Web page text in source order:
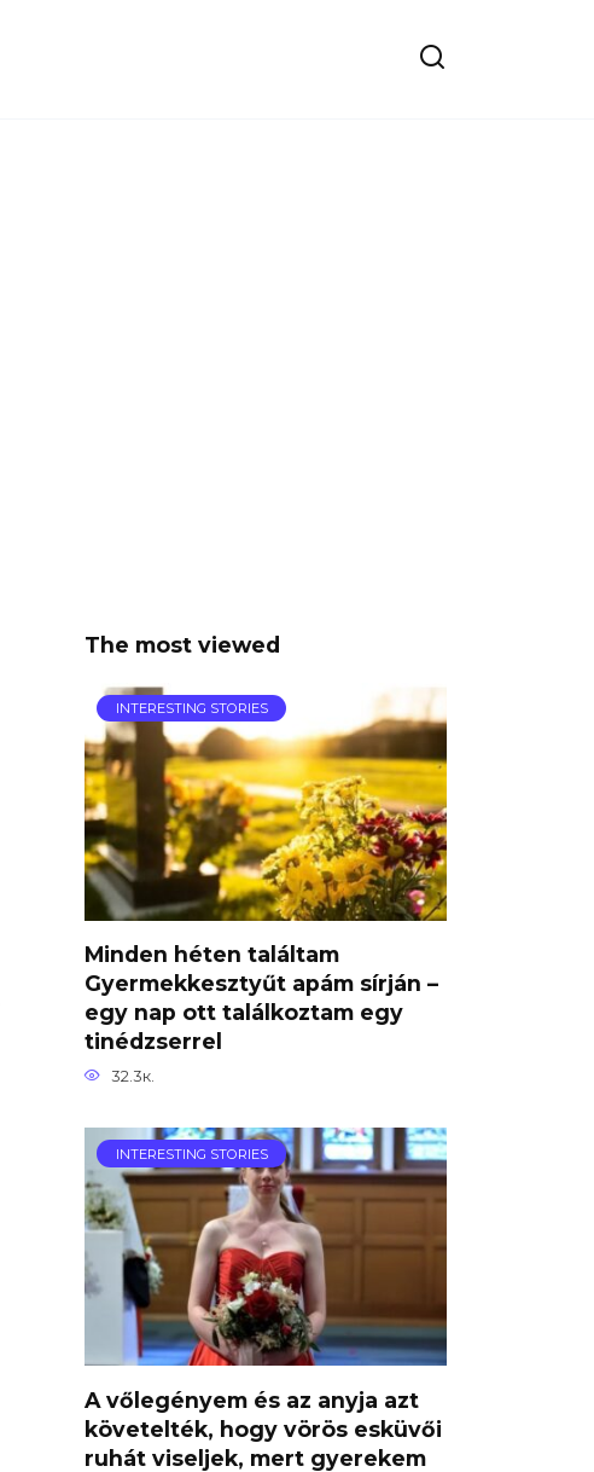
The most viewed
INTERESTING STORIES
Minden héten találtam
Gyermekkesztyűt apám sírján –
egy nap ott találkoztam egy
tinédzserrel
32.3к.
INTERESTING STORIES
A vőlegényem és az anyja azt
követelték, hogy vörös esküvői
ruhát viseljek, mert gyerekem